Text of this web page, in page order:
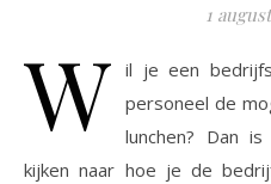
1
W il je een
personeel de
lunchen? Dan
kijken naar hoe je de